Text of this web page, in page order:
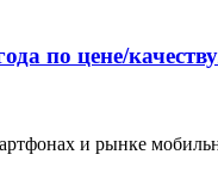
по цене/
и рынке